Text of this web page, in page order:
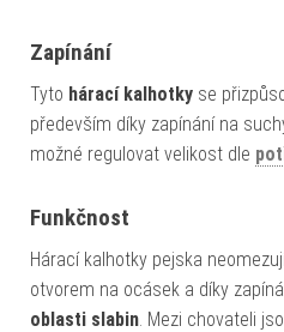
Zapínání
Tyto hárací kalhotky se
především díky zapínání na
možné regulovat velikost dle
Funkčnost
Hárací kalhotky pejska
otvorem na ocásek a díky
oblasti slabin. Mezi chovateli